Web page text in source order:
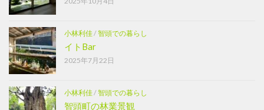
小林利佳/智頭での暮らし
イトBar
2025年7月22日
小林利佳/智頭での暮らし
智頭町の林業景観